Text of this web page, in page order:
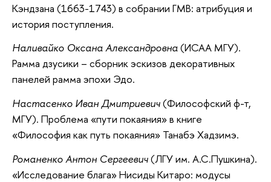
Кэндзана (1663-1743) в собрании ГМВ: атрибуция и
история поступления.
Наливайко Оксана Александровна(ИСАА МГУ).
Рамма дзусики – сборник эскизов декоративных
панелей рамма эпохи Эдо.
Настасенко Иван Дмитриевич(Философский ф-т,
МГУ). Проблема «пути покаяния» в книге
«Философия как путь покаяния» Танабэ Хадзимэ.
Романенко Антон Сергеевич(ЛГУ им. А.С.Пушкина).
«Исследование блага» Нисиды Китаро: модусы